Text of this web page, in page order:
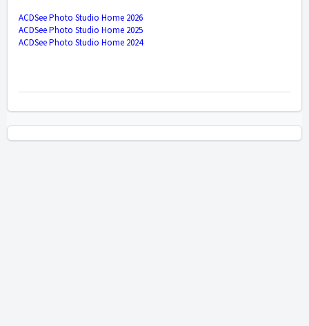
ACDSee Photo Studio Home 2026
ACDSee Photo Studio Home 2025
ACDSee Photo Studio Home 2024